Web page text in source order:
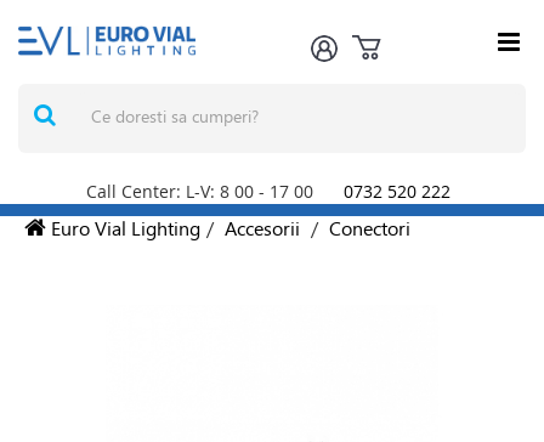
Call Center: L-V: 8 00 - 17 00 0732 520 222
Euro Vial Lighting / Accesorii / Conectori